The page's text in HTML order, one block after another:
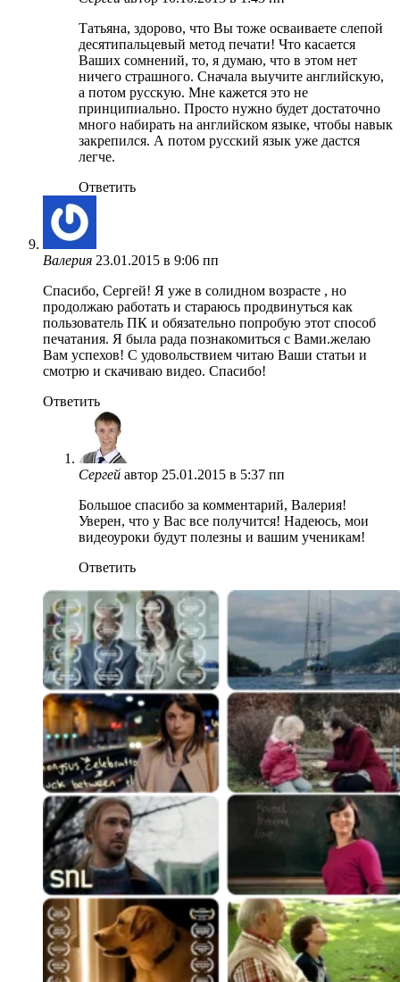
Татьяна, здорово, что Вы тоже осваиваете слепой
десятипальцевый метод печати! Что касается
Ваших сомнений, то, я думаю, что в этом нет
ничего страшного. Сначала выучите английскую,
а потом русскую. Мне кажется это не
принципиально. Просто нужно будет достаточно
много набирать на английском языке, чтобы навык
закрепился. А потом русский язык уже дастся
легче.
Ответить
Валерия 23.01.2015 в 9:06 пп
Спасибо, Сергей! Я уже в солидном возрасте , но
продолжаю работать и стараюсь продвинуться как
пользователь ПК и обязательно попробую этот способ
печатания. Я была рада познакомиться с Вами.желаю
Вам успехов! С удовольствием читаю Ваши статьи и
смотрю и скачиваю видео. Спасибо!
Ответить
Сергей автор 25.01.2015 в 5:37 пп
Большое спасибо за комментарий, Валерия!
Уверен, что у Вас все получится! Надеюсь, мои
видеоуроки будут полезны и вашим ученикам!
Ответить